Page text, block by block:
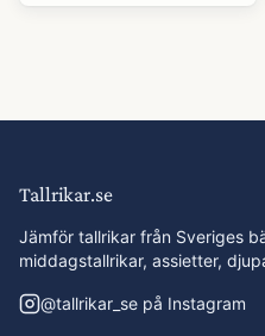
Tallrikar.se
Jämför tallrikar från Sveriges
middagstallrikar, assietter,
@tallrikar_se på Instagram